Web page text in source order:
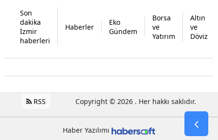
Son
dakika
İzmir
haberleri
Haberler
Eko
Gündem
Borsa
ve
Yatırım
Altın
ve
Döviz
RSS Copyright © 2026 . Her hakkı saklıdır.
Haber Yazılımı